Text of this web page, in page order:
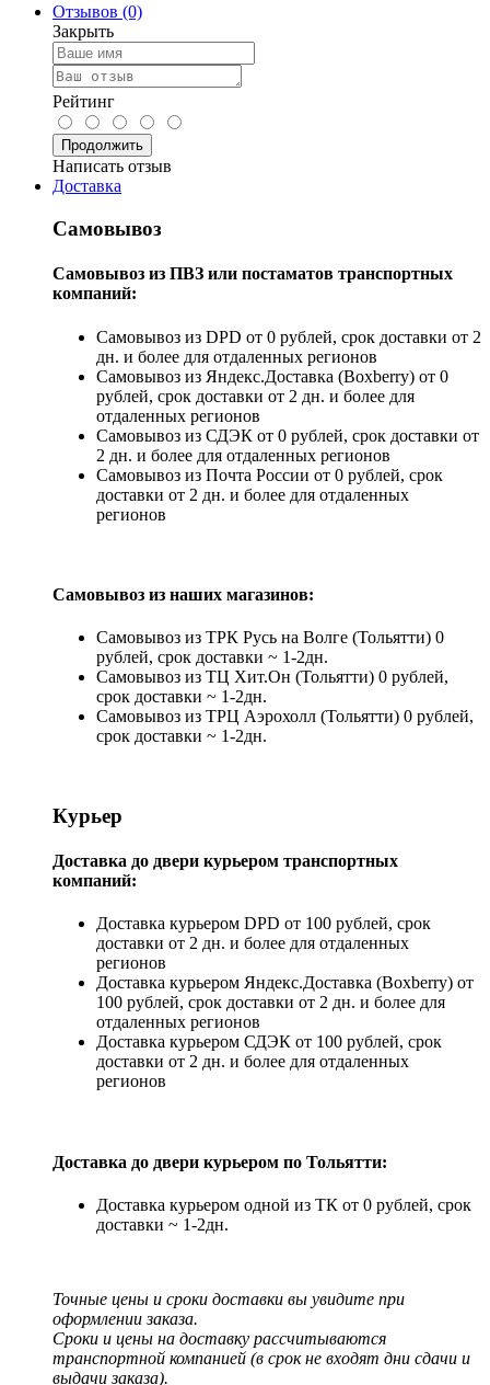
Отзывов (0)
Закрыть
Рейтинг
Продолжить
Написать отзыв
Доставка
Самовывоз
Самовывоз из ПВЗ или постаматов транспортных
компаний:
Самовывоз из DPD от 0 рублей, срок доставки от 2
дн. и более для отдаленных регионов
Самовывоз из Яндекс.Доставка (Boxberry) от 0
рублей, срок доставки от 2 дн. и более для
отдаленных регионов
Самовывоз из СДЭК от 0 рублей, срок доставки от
2 дн. и более для отдаленных регионов
Самовывоз из Почта России от 0 рублей, срок
доставки от 2 дн. и более для отдаленных
регионов
Самовывоз из наших магазинов:
Самовывоз из ТРК Русь на Волге (Тольятти) 0
рублей, срок доставки ~ 1-2дн.
Самовывоз из ТЦ Хит.Он (Тольятти) 0 рублей,
срок доставки ~ 1-2дн.
Самовывоз из ТРЦ Аэрохолл (Тольятти) 0 рублей,
срок доставки ~ 1-2дн.
Курьер
Доставка до двери курьером транспортных
компаний:
Доставка курьером DPD от 100 рублей, срок
доставки от 2 дн. и более для отдаленных
регионов
Доставка курьером Яндекс.Доставка (Boxberry) от
100 рублей, срок доставки от 2 дн. и более для
отдаленных регионов
Доставка курьером СДЭК от 100 рублей, срок
доставки от 2 дн. и более для отдаленных
регионов
Доставка до двери курьером по Тольятти:
Доставка курьером одной из ТК от 0 рублей, срок
доставки ~ 1-2дн.
Точные цены и сроки доставки вы увидите при
оформлении заказа.
Сроки и цены на доставку рассчитываются
транспортной компанией (в срок не входят дни сдачи и
выдачи заказа).